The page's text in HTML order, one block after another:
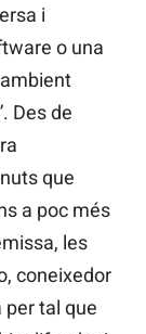
i
o una
Des de
que
a poc més
les
coneixedor
per tal que